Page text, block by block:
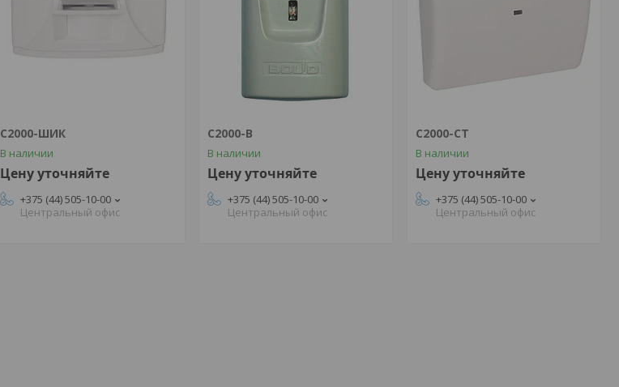
С2000-ШИК
В наличии
Цену уточняйте
+375 (44) 505-10-00
Центральный офис
С2000-В
В наличии
Цену уточняйте
+375 (44) 505-10-00
Центральный офис
С2000-СТ
В наличии
Цену уточняйте
+375 (44) 505-10-00
Центральный офис